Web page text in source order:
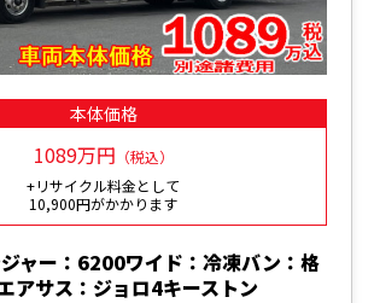
本体価格
1089万円 （税込）
+リサイクル料金として
10,900円がかかります
ャー：6200ワイド：冷凍バン：格
アサス：ジョロ4キーストン